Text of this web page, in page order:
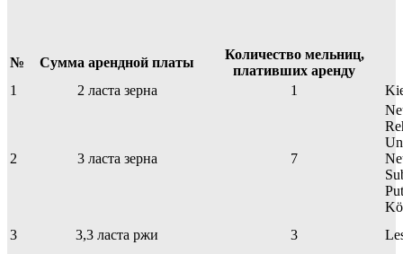
№ Сумма арендной платы
Количество мельниц,
плативших аренду
1
2 ласта зерна 1
2 3 ласта зерна 7
3
3,3 ласта ржи 3